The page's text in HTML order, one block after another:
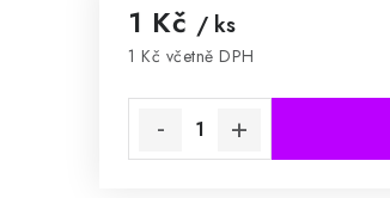
1 Kč / ks
1 Kč včetně DPH